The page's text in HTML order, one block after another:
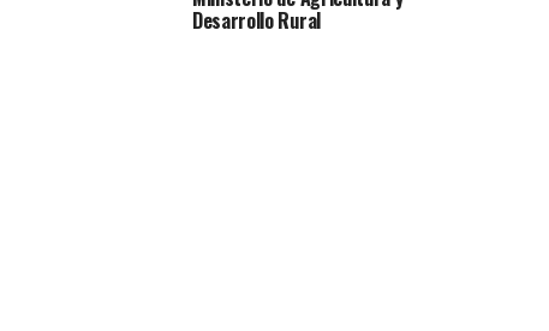
Desarrollo Rural